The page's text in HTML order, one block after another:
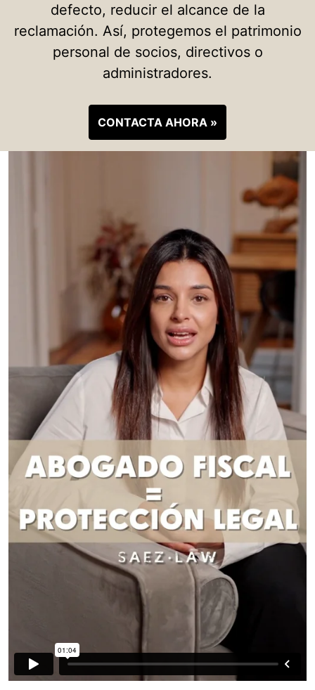
defecto, reducir el alcance de la
reclamación. Así, protegemos el patrimonio
personal de socios, directivos o
administradores.
CONTACTA AHORA »